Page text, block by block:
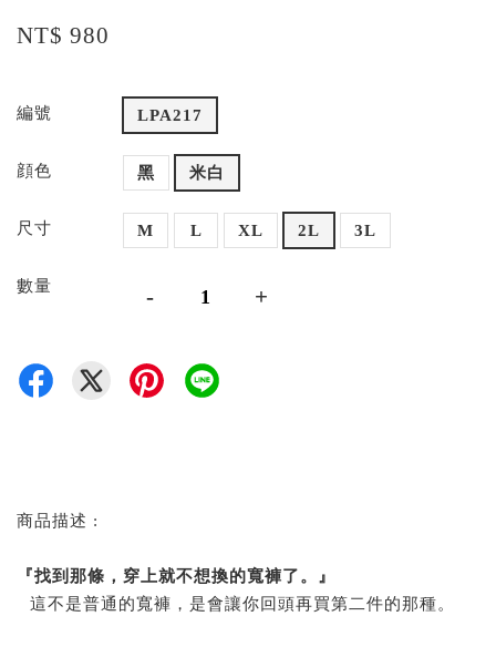
NT$ 980
編號 LPA217
顔色 黑 米白
尺寸 M L XL 2L 3L
數量 - +
商品描述 :
『找到那條，穿上就不想換的寬褲了。』
⠀這不是普通的寬褲，是會讓你回頭再買第二件的那種。